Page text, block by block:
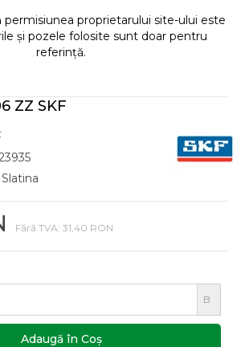
permisiunea proprietarului site-ului este
și pozele folosite sunt doar pentru
referință.
ZZ SKF
Fără TVA: 31,40 RON
B
Adaugă în Coş